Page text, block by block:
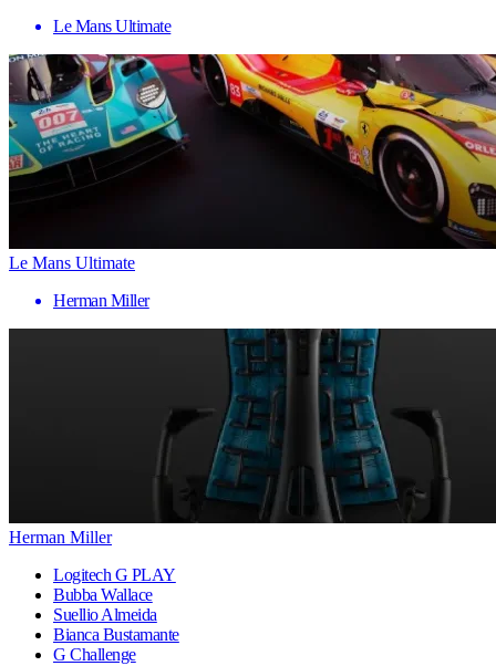
Le Mans Ultimate
Le Mans Ultimate
Herman Miller
Herman Miller
Logitech G PLAY
Bubba Wallace
Suellio Almeida
Bianca Bustamante
G Challenge